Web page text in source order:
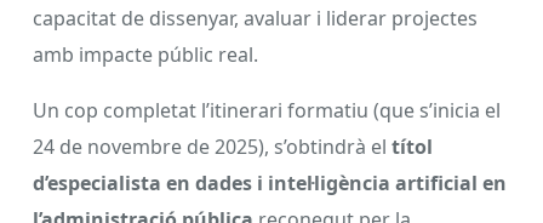
capacitat de dissenyar, avaluar i liderar projectes
amb impacte públic real.
Un cop completat l’itinerari formatiu (que s’inicia el
24 de novembre de 2025), s’obtindrà el títol
d’especialista en dades i intel·ligència artificial en